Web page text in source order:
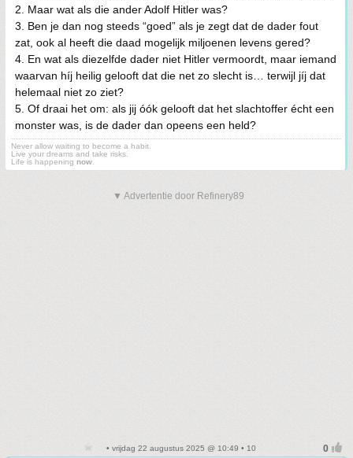
2. Maar wat als die ander Adolf Hitler was?
3. Ben je dan nog steeds “goed” als je zegt dat de dader fout
zat, ook al heeft die daad mogelijk miljoenen levens gered?
4. En wat als diezelfde dader niet Hitler vermoordt, maar iemand
waarvan híj heilig gelooft dat die net zo slecht is… terwijl jíj dat
helemaal niet zo ziet?
5. Of draai het om: als jij óók gelooft dat het slachtoffer écht een
monster was, is de dader dan opeens een held?
Never allow waiting to become a habit.
Live your dreams and take risks.
Life is happening now
▼ Advertentie door Refinery89
• vrijdag 22 augustus 2025 @ 10:49 • 10